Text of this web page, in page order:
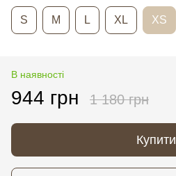
S M L XL XS
В наявності
944 грн 1 180 грн
Купити